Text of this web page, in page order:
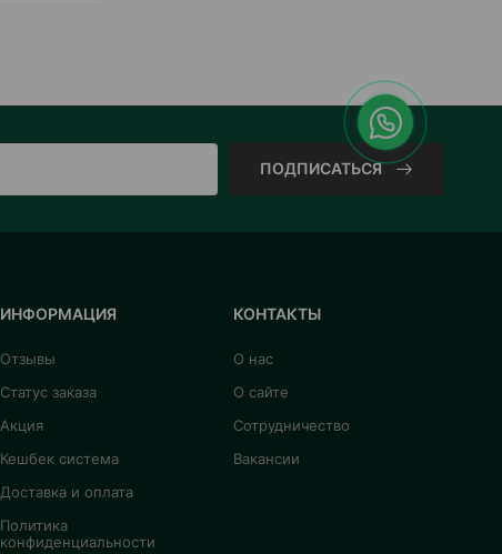
ПОДПИСАТЬСЯ
ИНФОРМАЦИЯ
Отзывы
Статус заказа
Акция
Кешбек система
Доставка и оплата
Политика
конфиденциальности
КОНТАКТЫ
О нас
О сайте
Сотрудничество
Вакансии